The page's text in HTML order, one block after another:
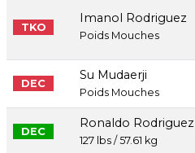
TKO
Imanol Rodriguez
Poids Mouches
DEC
Su Mudaerji
Poids Mouches
DEC
Ronaldo Rodriguez
127 lbs / 57.61 kg